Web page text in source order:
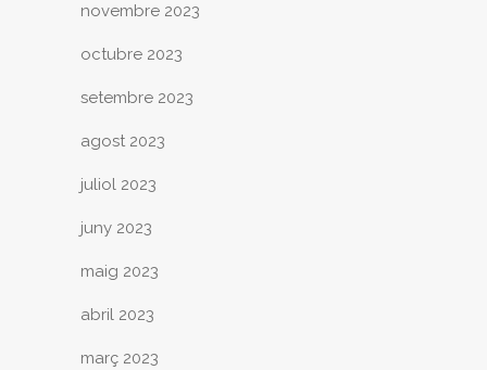
novembre 2023
octubre 2023
setembre 2023
agost 2023
juliol 2023
juny 2023
maig 2023
abril 2023
març 2023